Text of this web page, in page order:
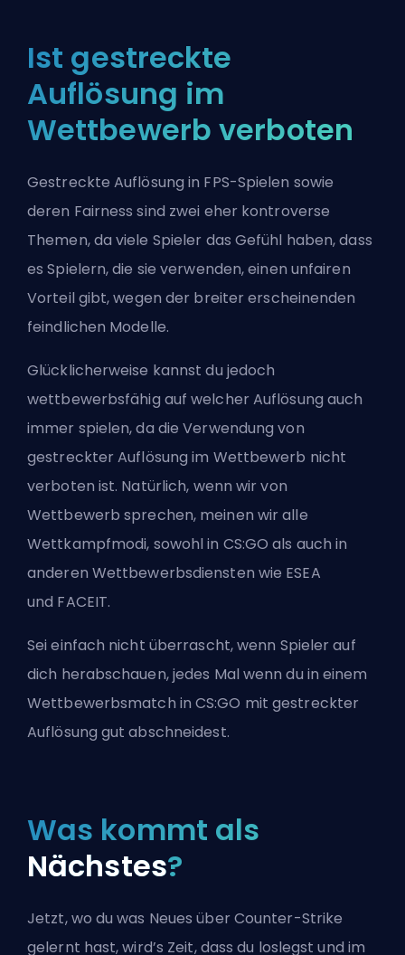
Ist gestreckte
Auflösung im
Wettbewerb verboten
Gestreckte Auflösung in FPS-Spielen sowie
deren Fairness sind zwei eher kontroverse
Themen, da viele Spieler das Gefühl haben, dass
es Spielern, die sie verwenden, einen unfairen
Vorteil gibt, wegen der breiter erscheinenden
feindlichen Modelle.
Glücklicherweise kannst du jedoch
wettbewerbsfähig auf welcher Auflösung auch
immer spielen, da die Verwendung von
gestreckter Auflösung im Wettbewerb nicht
verboten ist. Natürlich, wenn wir von
Wettbewerb sprechen, meinen wir alle
Wettkampfmodi, sowohl in CS:GO als auch in
anderen Wettbewerbsdiensten wie ESEA
und FACEIT.
Sei einfach nicht überrascht, wenn Spieler auf
dich herabschauen, jedes Mal wenn du in einem
Wettbewerbsmatch in CS:GO mit gestreckter
Auflösung gut abschneidest.
Was kommt als
Nächstes?
Jetzt, wo du was Neues über Counter-Strike
gelernt hast, wird’s Zeit, dass du loslegst und im